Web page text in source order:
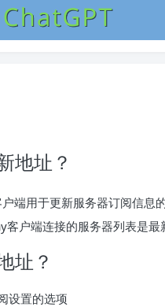
地址？
端用于更新服务器订阅信息
户端连接的服务器列表是最
址？
设置的选项